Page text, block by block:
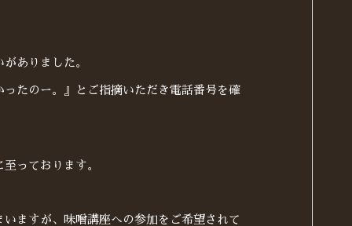
ありました。
たのー。』とご指摘いただき電話番号を確
っております。
ますが、味噌講座への参加をご希望されて